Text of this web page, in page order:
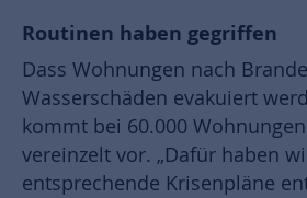
Routinen haben gegriffen
Dass Wohnungen nach
Wasserschäden evakuiert
kommt bei 60.000
vereinzelt vor. „Dafür haben
entsprechende Krisenpläne